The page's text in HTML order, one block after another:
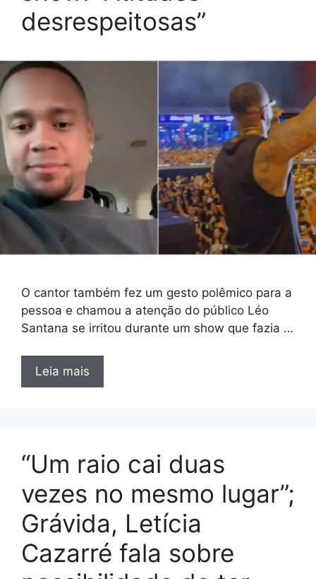
desrespeitosas”
O cantor também fez um gesto polêmico para a
pessoa e chamou a atenção do público Léo
Santana se irritou durante um show que fazia …
Leia mais
“Um raio cai duas
vezes no mesmo lugar”;
Grávida, Letícia
Cazarré fala sobre